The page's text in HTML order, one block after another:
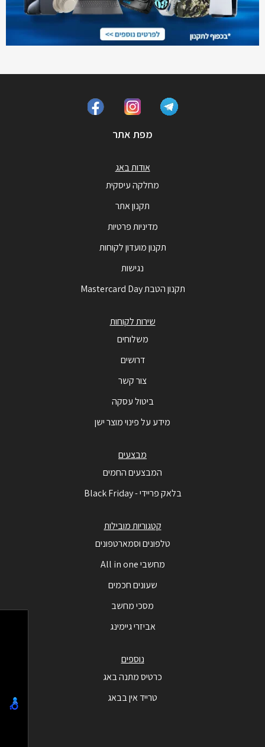
מפת אתר
אודות באג
מחלקה עיסקית
תקנון אתר
מדיניות פרטיות
תקנון מועדון לקוחות
נגישות
תקנון הטבת Mastercard Day
שירות לקוחות
משלוחים
דרושים
צור קשר
ביטול עסקה
מידע על פינוי מוצר ישן
מבצעים
המבצעים החמים
בלאק פריידי - Black Friday
קטגוריות מובילות
טלפונים וסמארטפונים
מחשבי All in one
שעונים חכמים
מסכי מחשב
אביזרי גיימינג
נוספים
כרטיס מתנה באג
טרייד אין בבאג